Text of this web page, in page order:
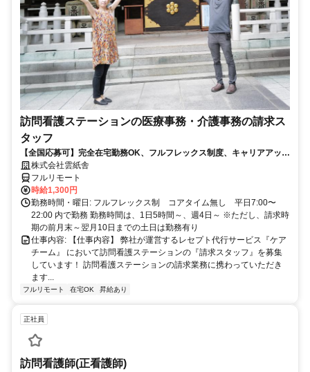
訪問看護ステーションの医療事務・介護事務の請求ス
タッフ
【全国応募可】完全在宅勤務OK、フルフレックス制度、キャリアアップ
可のお仕事です！
株式会社雲紙舎
フルリモート
時給1,300円
勤務時間・曜日: フルフレックス制 コアタイム無し 平日7:00〜
22:00 内で勤務 勤務時間は、1日5時間～、週4日～ ※ただし、請求時
期の前月末～翌月10日までの土日は勤務有り
仕事内容: 【仕事内容】 弊社が運営するレセプト代行サービス『ケア
チーム』 において訪問看護ステーションの『請求スタッフ』を募集
しています！ 訪問看護ステーションの請求業務に携わっていただき
ます...
フルリモート 在宅OK 昇給あり
正社員
訪問看護師(正看護師)